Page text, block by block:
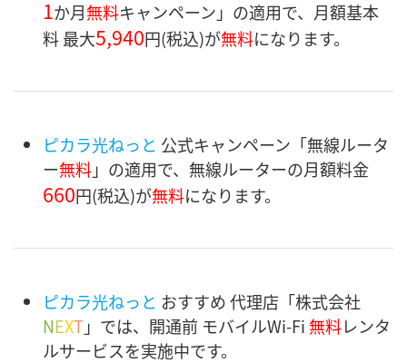
1か月無料キャンペーン」の適用で、月額基本
料 最大5,940円(税込)が無料になります。
ピカラ光ねっと 公式キャンペーン「無線ルータ
ー無料」の適用で、無線ルーターの月額料金
660円(税込)が無料になります。
ピカラ光ねっと おすすめ 代理店「株式会社
NEXT」では、開通前 モバイルWi-Fi 無料レンタ
ルサービスを実施中です。